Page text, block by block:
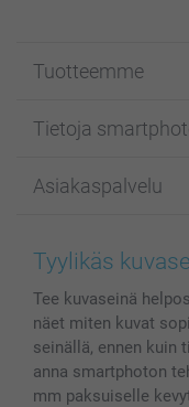
Tuotteemme
Kuvakortit
Kuvakirjat
Valokuvat, Julisteet
Kännykkä & Tabletti
MyNameBook
Kuvakalenterit &
Valokuvakehykset &
Lahjakortti
Tietoja
Affiliate ohjelma
Evästekäytäntö
Sivukartta
Ehdot/takuut
Investor Relations
Asiakaspalvelu
100%
smartbonus
Hinnat & maksutavat
Tilausten tila
Tyylikäs
Tee kuvaseinä
näet miten kuvat
seinällä, ennen kuin
anna smartphoton
mm paksuiselle